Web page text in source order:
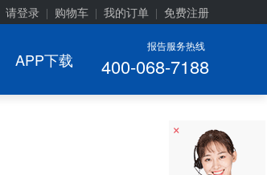
请登录 购物车 我的订单 免费注册
报告服务热线
400-068-7188
APP下载
×